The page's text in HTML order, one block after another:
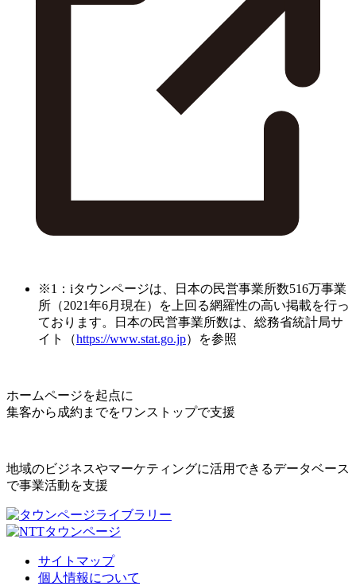
※1：iタウンページは、日本の民営事業所数516万事業
所（2021年6月現在）を上回る網羅性の高い掲載を行っ
ております。日本の民営事業所数は、総務省統計局サ
イト（https://www.stat.go.jp）を参照
ホームページを起点に
集客から成約までをワンストップで支援
地域のビジネスやマーケティングに活用できるデータベース
で事業活動を支援
サイトマップ
個人情報について